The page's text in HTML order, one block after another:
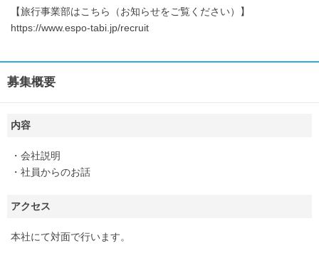
【旅行事業部はこちら（お知らせをご覧ください）】
https://www.espo-tabi.jp/recruit
募集概要
内容
・会社説明
・社員からのお話
アクセス
本社にて対面で行います。